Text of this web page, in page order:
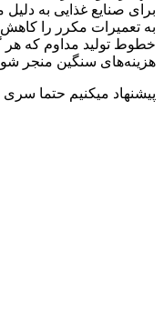
برای صنایع غذایی به دلیل
به تعمیرات مکرر را
خطوط تولید مداوم که هر
هزینه‌های سنگین منجر
پیشنهاد میکنیم حتما